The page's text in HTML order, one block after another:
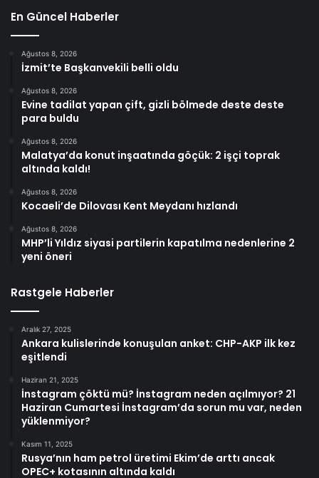
En Güncel Haberler
Ağustos 8, 2026
İzmit’te Başkanvekili belli oldu
Ağustos 8, 2026
Evine tadilat yapan çift, gizli bölmede deste deste
para buldu
Ağustos 8, 2026
Malatya’da konut inşaatında göçük: 2 işçi toprak
altında kaldı!
Ağustos 8, 2026
Kocaeli’de Dilovası Kent Meydanı hızlandı
Ağustos 8, 2026
MHP’li Yıldız siyasi partilerin kapatılma nedenlerine 2
yeni öneri
Rastgele Haberler
Aralık 27, 2025
Ankara kulislerinde konuşulan anket: CHP-AKP ilk kez
eşitlendi
Haziran 21, 2025
İnstagram çöktü mü? İnstagram neden açılmıyor? 21
Haziran Cumartesi İnstagram’da sorun mu var, neden
yüklenmiyor?
Kasım 11, 2025
Rusya’nın ham petrol üretimi Ekim’de arttı ancak
OPEC+ kotasının altında kaldı